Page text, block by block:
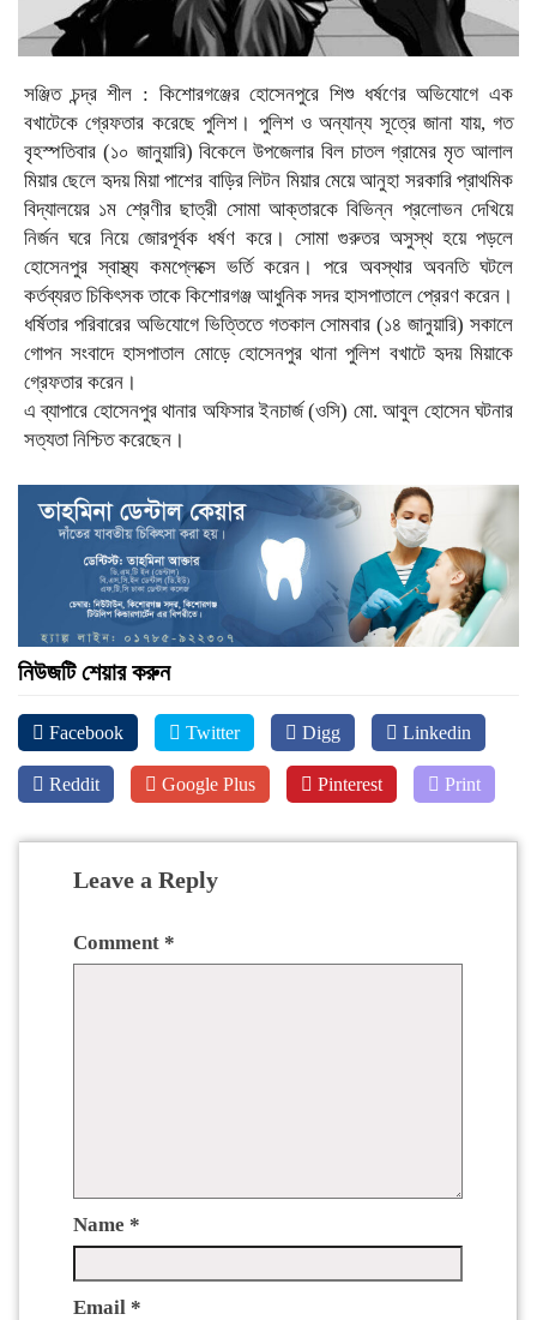
সঞ্জিত চন্দ্র শীল : কিশোরগঞ্জের হোসেনপুরে শিশু ধর্ষণের অভিযোগে এক
বখাটেকে গ্রেফতার করেছে পুলিশ। পুলিশ ও অন্যান্য সূত্রে জানা যায়, গত
বৃহস্পতিবার (১০ জানুয়ারি) বিকেলে উপজেলার বিল চাতল গ্রামের মৃত আলাল
মিয়ার ছেলে হৃদয় মিয়া পাশের বাড়ির লিটন মিয়ার মেয়ে আনুহা সরকারি প্রাথমিক
বিদ্যালয়ের ১ম শ্রেণীর ছাত্রী সোমা আক্তারকে বিভিন্ন প্রলোভন দেখিয়ে
নির্জন ঘরে নিয়ে জোরপূর্বক ধর্ষণ করে। সোমা গুরুতর অসুস্থ হয়ে পড়লে
হোসেনপুর স্বাস্থ্য কমপ্লেক্সে ভর্তি করেন। পরে অবস্থার অবনতি ঘটলে
কর্তব্যরত চিকিৎসক তাকে কিশোরগঞ্জ আধুনিক সদর হাসপাতালে প্রেরণ করেন।
ধর্ষিতার পরিবারের অভিযোগে ভিত্তিতে গতকাল সোমবার (১৪ জানুয়ারি) সকালে
গোপন সংবাদে হাসপাতাল মোড়ে হোসেনপুর থানা পুলিশ বখাটে হৃদয় মিয়াকে
গ্রেফতার করেন।
এ ব্যাপারে হোসেনপুর থানার অফিসার ইনচার্জ (ওসি) মো. আবুল হোসেন ঘটনার
সত্যতা নিশ্চিত করেছেন।
নিউজটি শেয়ার করুন
Facebook Twitter Digg Linkedin
Reddit Google Plus Pinterest Print
Leave a Reply
Comment *
Name *
Email *